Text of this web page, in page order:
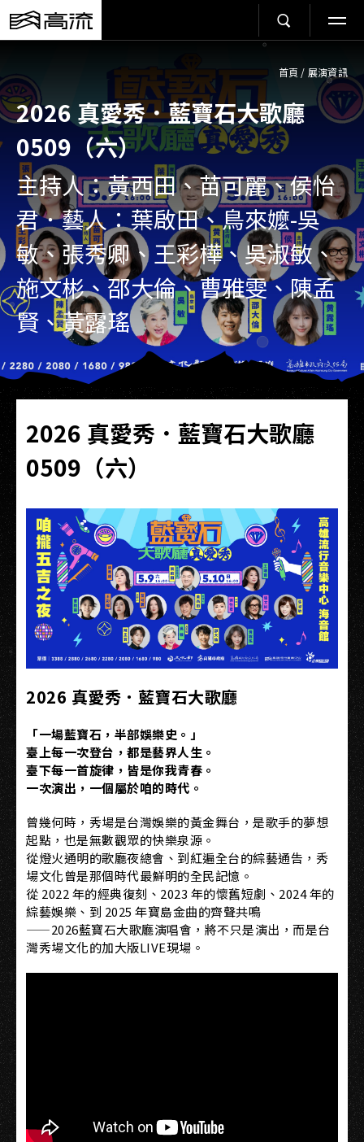
首頁 / 展演資訊
2026 真愛秀．藍寶石大歌廳
0509（六）
主持人：黃西田、苗可麗、侯怡
君．藝人：葉啟田、鳥來嬤-吳
敏、張秀卿、王彩樺、吳淑敏、
施文彬、邵大倫、曹雅雯、陳孟
賢、黃露瑤
2026 真愛秀．藍寶石大歌廳
0509（六）
2026 真愛秀．藍寶石大歌廳
「一場藍寶石，半部娛樂史。」
臺上每一次登台，都是藝界人生。
臺下每一首旋律，皆是你我青春。
一次演出，一個屬於咱的時代。
曾幾何時，秀場是台灣娛樂的黃金舞台，是歌手的夢想
起點，也是無數觀眾的快樂泉源。
從燈火通明的歌廳夜總會、到紅遍全台的綜藝通告，秀
場文化曾是那個時代最鮮明的全民記憶。
從 2022 年的經典復刻、2023 年的懷舊短劇、2024 年的
綜藝娛樂、到 2025 年寶島金曲的齊聲共鳴
——2026藍寶石大歌廳演唱會，將不只是演出，而是台
灣秀場文化的加大版LIVE現場。